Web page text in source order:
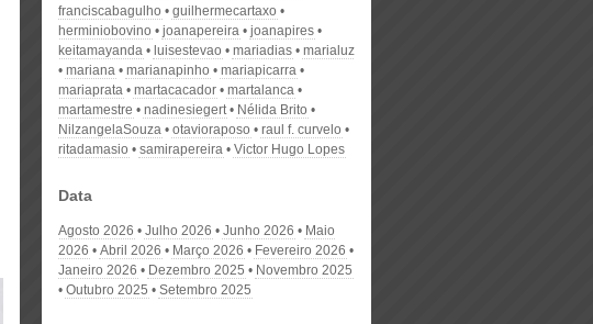
franciscabagulho
guilhermecartaxo
herminiobovino
joanapereira
joanapires
keitamayanda
luisestevao mariadias
marialuz
mariana
marianapinho
mariapicarra
mariaprata
martacacador
martalanca
martamestre
nadinesiegert
Nélida Brito
NilzangelaSouza
otavioraposo
raul f. curvelo
ritadamasio
samirapereira Victor Hugo Lopes
Data
Agosto 2026 Julho 2026 Junho 2026
Maio
2026
Abril 2026 Março 2026
Fevereiro 2026
Janeiro 2026
Dezembro 2025
Novembro 2025
Outubro 2025
Setembro 2025